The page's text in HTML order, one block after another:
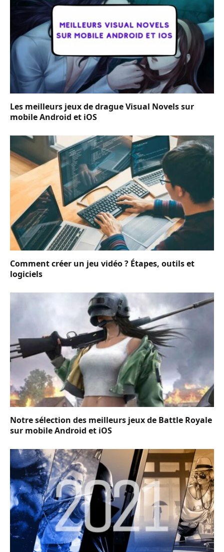
Les meilleurs jeux de drague Visual Novels sur
mobile Android et iOS
Comment créer un jeu vidéo ? Étapes, outils et
logiciels
Notre sélection des meilleurs jeux de Battle Royale
sur mobile Android et iOS